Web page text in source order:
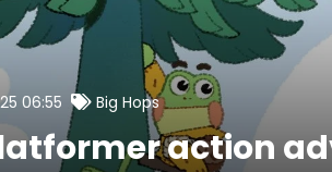
06:55 Big Hops
action